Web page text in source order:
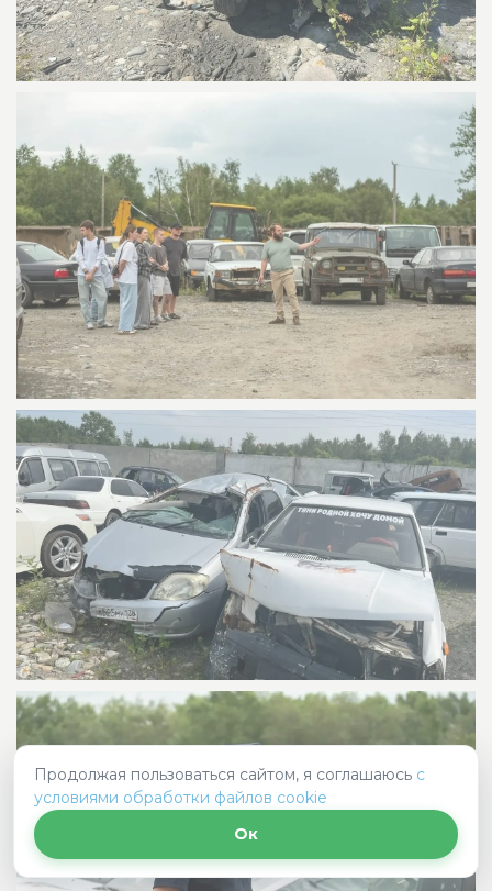
Продолжая пользоваться сайтом, я соглашаюсь с
условиями обработки файлов cookie
Ок